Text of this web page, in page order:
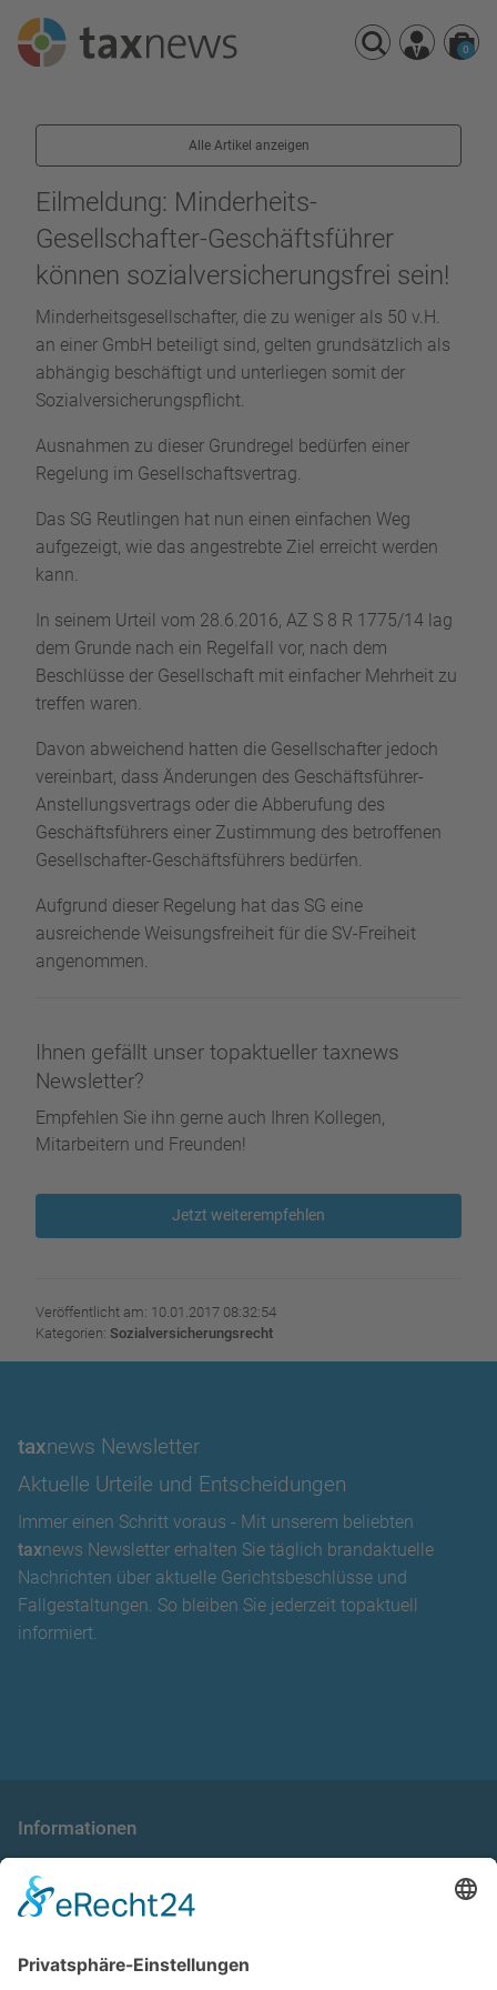
Webinare
0
Alle Artikel anzeigen
Eilmeldung: Minderheits-
Gesellschafter-Geschäftsführer
können sozialversicherungsfrei sein!
Minderheitsgesellschafter, die zu weniger als 50 v.H.
an einer GmbH beteiligt sind, gelten grundsätzlich als
abhängig beschäftigt und unterliegen somit der
Sozialversicherungspflicht.
Ausnahmen zu dieser Grundregel bedürfen einer
Regelung im Gesellschaftsvertrag.
Das SG Reutlingen hat nun einen einfachen Weg
aufgezeigt, wie das angestrebte Ziel erreicht werden
kann.
In seinem Urteil vom 28.6.2016, AZ S 8 R 1775/14 lag
dem Grunde nach ein Regelfall vor, nach dem
Beschlüsse der Gesellschaft mit einfacher Mehrheit zu
treffen waren.
Davon abweichend hatten die Gesellschafter jedoch
vereinbart, dass Änderungen des Geschäftsführer-
Anstellungsvertrags oder die Abberufung des
Geschäftsführers einer Zustimmung des betroffenen
Gesellschafter-Geschäftsführers bedürfen.
Aufgrund dieser Regelung hat das SG eine
ausreichende Weisungsfreiheit für die SV-Freiheit
angenommen.
Ihnen gefällt unser topaktueller taxnews
Newsletter?
Empfehlen Sie ihn gerne auch Ihren Kollegen,
Mitarbeitern und Freunden!
Jetzt weiterempfehlen
Veröffentlicht am: 10.01.2017 08:32:54
Kategorien: Sozialversicherungsrecht
taxnews Newsletter
Aktuelle Urteile und Entscheidungen
Immer einen Schritt voraus - Mit unserem beliebten
taxnews Newsletter erhalten Sie täglich brandaktuelle
Nachrichten über aktuelle Gerichtsbeschlüsse und
Fallgestaltungen. So bleiben Sie jederzeit topaktuell
informiert.
Informationen
Allgemeine Geschäftsbedingungen
Datenschutzerklärung